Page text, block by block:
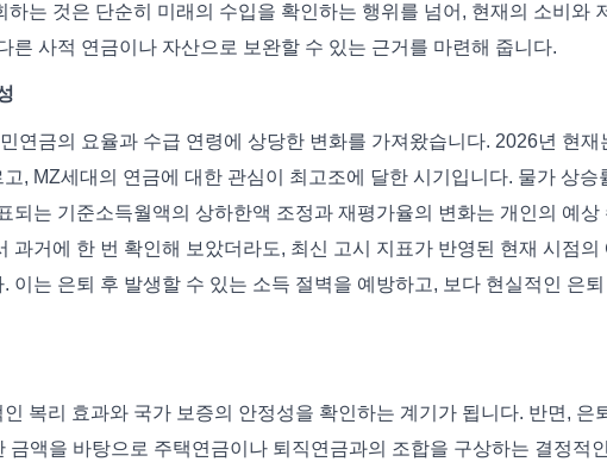
는 것은 단순히 미래의 수입을 확인하는 행위를 넘어, 현재의 소비와
른 사적 연금이나 자산으로 보완할 수 있는 근거를 마련해 줍니다.
연금의 요율과 수급 연령에 상당한 변화를 가져왔습니다. 2026년 현재
, MZ세대의 연금에 대한 관심이 최고조에 달한 시기입니다. 물가 상승
되는 기준소득월액의 상하한액 조정과 재평가율의 변화는 개인의 예상
과거에 한 번 확인해 보았더라도, 최신 고시 지표가 반영된 현재 시점의
이는 은퇴 후 발생할 수 있는 소득 절벽을 예방하고, 보다 현실적인 은퇴
복리 효과와 국가 보증의 안정성을 확인하는 계기가 됩니다. 반면, 은
금액을 바탕으로 주택연금이나 퇴직연금과의 조합을 구상하는 결정적